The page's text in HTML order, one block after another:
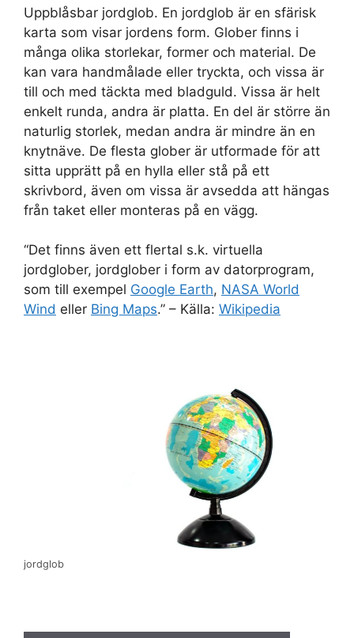
Uppblåsbar jordglob. En jordglob är en sfärisk
karta som visar jordens form. Glober finns i
många olika storlekar, former och material. De
kan vara handmålade eller tryckta, och vissa är
till och med täckta med bladguld. Vissa är helt
enkelt runda, andra är platta. En del är större än
naturlig storlek, medan andra är mindre än en
knytnäve. De flesta glober är utformade för att
sitta upprätt på en hylla eller stå på ett
skrivbord, även om vissa är avsedda att hängas
från taket eller monteras på en vägg.
“Det finns även ett flertal s.k. virtuella
jordglober, jordglober i form av datorprogram,
som till exempel Google Earth, NASA World
Wind eller Bing Maps.” – Källa: Wikipedia
jordglob